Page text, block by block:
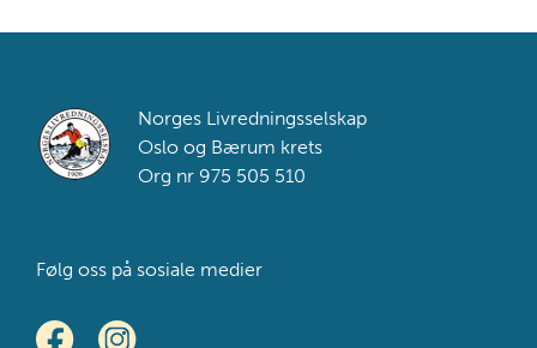
Footer
Norges Livredningsselskap
Oslo og Bærum krets
Org nr 975 505 510
Følg oss på sosiale medier